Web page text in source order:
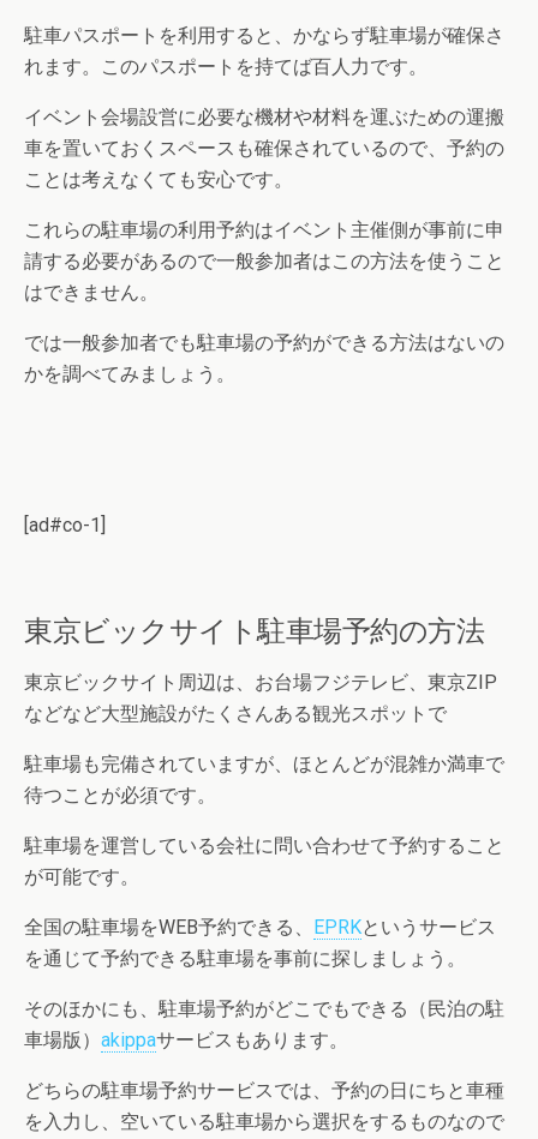
駐車パスポートを利用すると、かならず駐車場が確保さ
れます。このパスポートを持てば百人力です。
イベント会場設営に必要な機材や材料を運ぶための運搬
車を置いておくスペースも確保されているので、予約の
ことは考えなくても安心です。
これらの駐車場の利用予約はイベント主催側が事前に申
請する必要があるので一般参加者はこの方法を使うこと
はできません。
では一般参加者でも駐車場の予約ができる方法はないの
かを調べてみましょう。
[ad#co-1]
東京ビックサイト駐車場予約の方法
東京ビックサイト周辺は、お台場フジテレビ、東京ZIP
などなど大型施設がたくさんある観光スポットで
駐車場も完備されていますが、ほとんどが混雑か満車で
待つことが必須です。
駐車場を運営している会社に問い合わせて予約すること
が可能です。
全国の駐車場をWEB予約できる、 EPRKというサービス
を通じて予約できる駐車場を事前に探しましょう。
そのほかにも、駐車場予約がどこでもできる（民泊の駐
車場版） akippaサービスもあります。
どちらの駐車場予約サービスでは、予約の日にちと車種
を入力し、空いている駐車場から選択をするものなので